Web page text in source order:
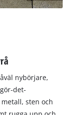
nybörjare,
det-
sten och